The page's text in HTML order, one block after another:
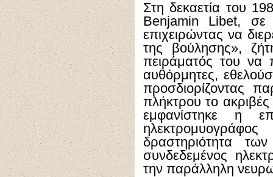
Στη δεκαετία του
Benjamin Libet, σε
επιχειρώντας να
της βούλησης»,
πειράματός του να
αυθόρμητες,
προσδιορίζοντας
πλήκτρου το
εμφανίστηκε η
δραστηριότητα
συνδεδεμένος
την παράλληλη